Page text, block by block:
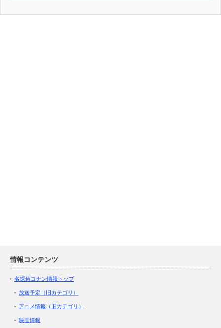
情報コンテンツ
名探偵コナン情報トップ
放送予定（旧カテゴリ）
アニメ情報（旧カテゴリ）
映画情報